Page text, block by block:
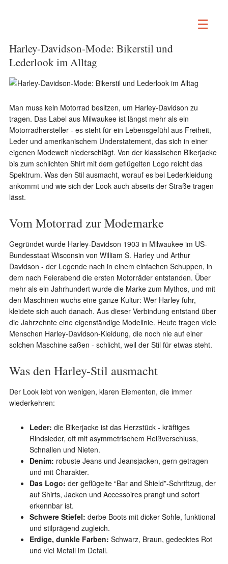
☰
Harley-Davidson-Mode: Bikerstil und
Lederlook im Alltag
Man muss kein Motorrad besitzen, um Harley-Davidson zu
tragen. Das Label aus Milwaukee ist längst mehr als ein
Motorradhersteller - es steht für ein Lebensgefühl aus Freiheit,
Leder und amerikanischem Understatement, das sich in einer
eigenen Modewelt niederschlägt. Von der klassischen Bikerjacke
bis zum schlichten Shirt mit dem geflügelten Logo reicht das
Spektrum. Was den Stil ausmacht, worauf es bei Lederkleidung
ankommt und wie sich der Look auch abseits der Straße tragen
lässt.
Vom Motorrad zur Modemarke
Gegründet wurde Harley-Davidson 1903 in Milwaukee im US-
Bundesstaat Wisconsin von William S. Harley und Arthur
Davidson - der Legende nach in einem einfachen Schuppen, in
dem nach Feierabend die ersten Motorräder entstanden. Über
mehr als ein Jahrhundert wurde die Marke zum Mythos, und mit
den Maschinen wuchs eine ganze Kultur: Wer Harley fuhr,
kleidete sich auch danach. Aus dieser Verbindung entstand über
die Jahrzehnte eine eigenständige Modelinie. Heute tragen viele
Menschen Harley-Davidson-Kleidung, die noch nie auf einer
solchen Maschine saßen - schlicht, weil der Stil für etwas steht.
Was den Harley-Stil ausmacht
Der Look lebt von wenigen, klaren Elementen, die immer
wiederkehren:
Leder: die Bikerjacke ist das Herzstück - kräftiges
Rindsleder, oft mit asymmetrischem Reißverschluss,
Schnallen und Nieten.
Denim: robuste Jeans und Jeansjacken, gern getragen
und mit Charakter.
Das Logo: der geflügelte “Bar and Shield”-Schriftzug, der
auf Shirts, Jacken und Accessoires prangt und sofort
erkennbar ist.
Schwere Stiefel: derbe Boots mit dicker Sohle, funktional
und stilprägend zugleich.
Erdige, dunkle Farben: Schwarz, Braun, gedecktes Rot
und viel Metall im Detail.